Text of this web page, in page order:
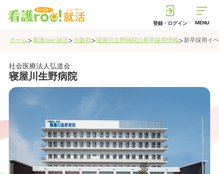
登録・ログイン MENU
ホーム>看護roo! 就活> 大阪府>寝屋川生野病院の新卒採用情報> 新卒採用イ
社会医療法人弘道会
寝屋川生野病院